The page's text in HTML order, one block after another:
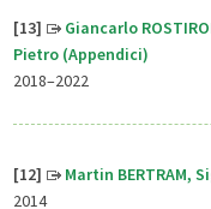
[13]
Giancarlo
Pietro (Appendici)
2018–2022
[12]
Martin BERTRAM,
2014